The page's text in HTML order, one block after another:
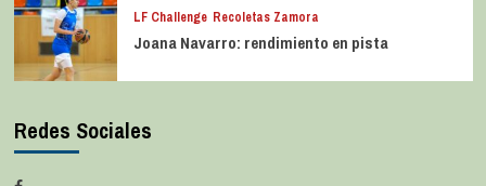
LF Challenge Recoletas Zamora
Joana Navarro: rendimiento en pista
Redes Sociales